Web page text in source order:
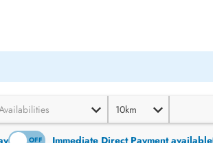
10km
OFF Immediate Direct Payment available
ON